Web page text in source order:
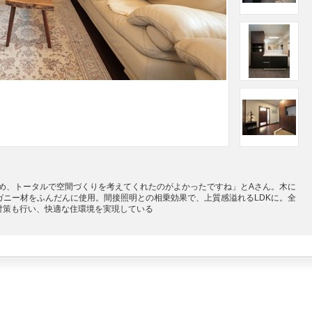
、トータルで空間づくりを考えてくれたのがよかったですね」とAさん。木に
ー材をふんだんに使用。間接照明との相乗効果で、上質感溢れるLDKに。全
も行い、快適な住環境を実現している